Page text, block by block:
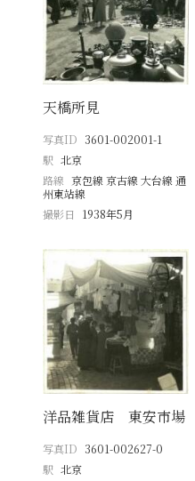
天橋所見
写真ID 3601-002001-1
駅 北京
路線 京包線 京古線 大台線 通
州東站線
撮影日
1938年5月
洋品雑貨店 東安市場
写真ID 3601-002627-0
駅 北京